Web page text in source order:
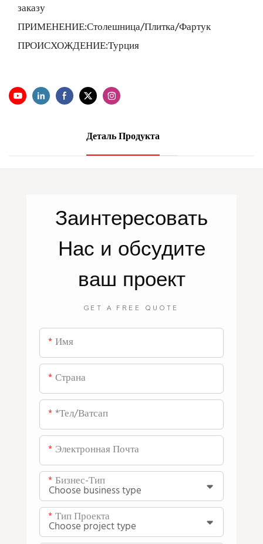
заказу
ПРИМЕНЕНИЕ:Столешница/Плитка/Фартук
ПРОИСХОЖДЕНИЕ:Турция
Деталь Продукта
Заинтересовать
Нас и обсудите
ваш проект
GET A FREE QUOTE
Имя
Страна
*тел/ватсап
Электронная Почта
Бизнес-Тип
Тип Проекта